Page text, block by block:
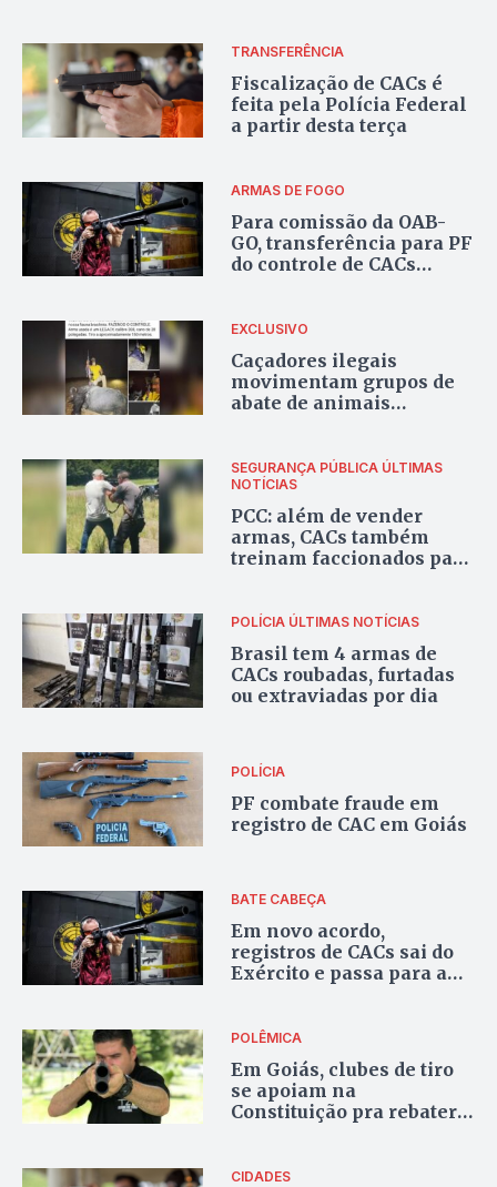
TRANSFERÊNCIA
Fiscalização de CACs é
feita pela Polícia Federal
a partir desta terça
ARMAS DE FOGO
Para comissão da OAB-
GO, transferência para PF
do controle de CACs
EXCLUSIVO
Caçadores ilegais
movimentam grupos de
abate de animais
por CACs
SEGURANÇA PÚBLICA ÚLTIMAS
NOTÍCIAS
PCC: além de vender
armas, CACs também
treinam faccionados para
Cidades’
POLÍCIA ÚLTIMAS NOTÍCIAS
Brasil tem 4 armas de
CACs roubadas, furtadas
ou extraviadas por dia
POLÍCIA
PF combate fraude em
registro de CAC em Goiás
BATE CABEÇA
Em novo acordo,
registros de CACs sai do
Exército e passa para a
POLÊMICA
Em Goiás, clubes de tiro
se apoiam na
Constituição pra rebater
CIDADES